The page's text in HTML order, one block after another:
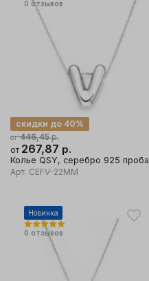
0 отзывов
от 446,45р.
скидки до 40%
от 267,87 р.
Колье QSY, серебро 925 проба
Арт. CEFV-22MM
Новинка
0 отзывов